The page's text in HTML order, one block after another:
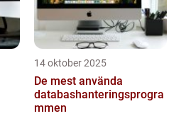
14 oktober 2025
De mest använda
databashanteringsprogra
mmen